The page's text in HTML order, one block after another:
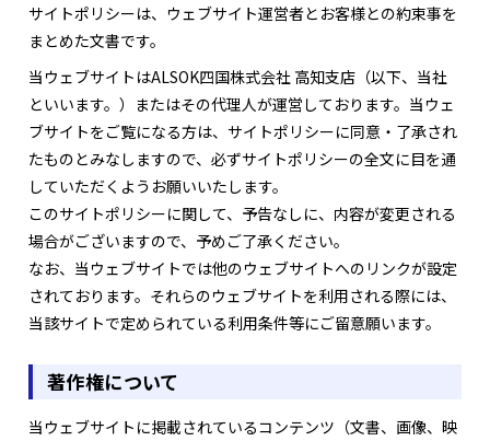
サイトポリシーは、ウェブサイト運営者とお客様との約束事を
まとめた文書です。
当ウェブサイトはALSOK四国株式会社 高知支店（以下、当社
といいます。）またはその代理人が運営しております。当ウェ
ブサイトをご覧になる方は、サイトポリシーに同意・了承され
たものとみなしますので、必ずサイトポリシーの全文に目を通
していただくようお願いいたします。
このサイトポリシーに関して、予告なしに、内容が変更される
場合がございますので、予めご了承ください。
なお、当ウェブサイトでは他のウェブサイトへのリンクが設定
されております。それらのウェブサイトを利用される際には、
当該サイトで定められている利用条件等にご留意願います。
著作権について
当ウェブサイトに掲載されているコンテンツ（文書、画像、映